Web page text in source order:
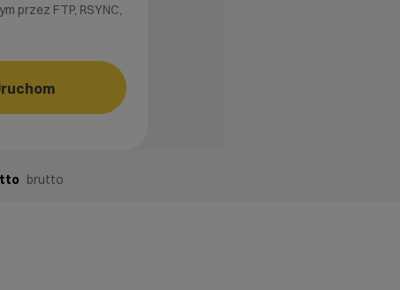
przez FTP, RSYNC,
brutto